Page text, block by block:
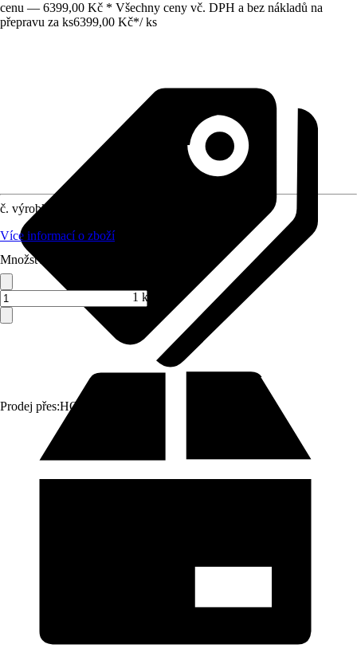
cenu — 6399,00 Kč * Všechny ceny vč. DPH a bez nákladů na
přepravu za ks6399,00 Kč*/ ks
Prodej přes:HORNBACH
č. výrobku
Více informací o zboží
Množství (ks)
1 ks